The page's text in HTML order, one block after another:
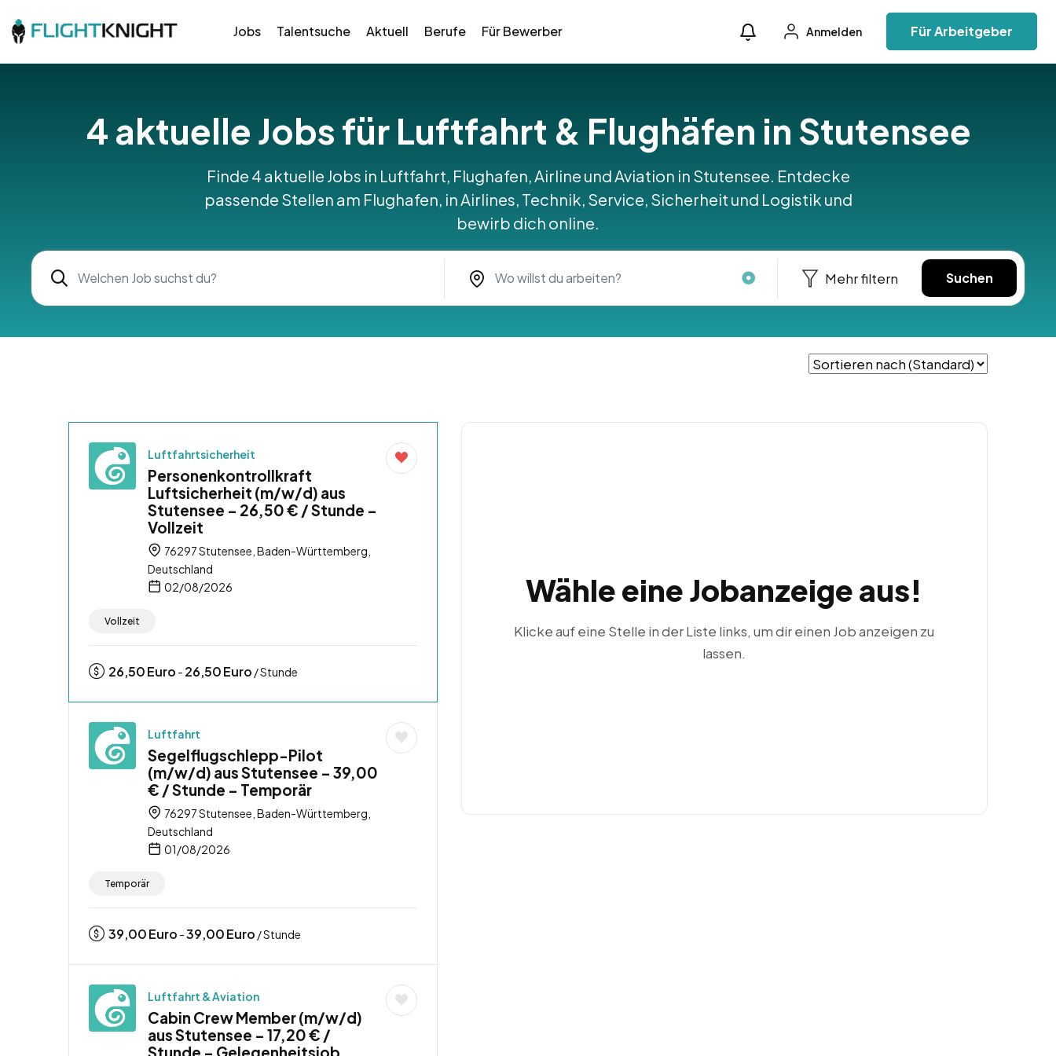
Jobs Talentsuche Aktuell Berufe Für Bewerber Anmelden Für Arbeitgeber
4 aktuelle Jobs für Luftfahrt & Flughäfen in Stutensee
Finde 4 aktuelle Jobs in Luftfahrt, Flughafen, Airline und Aviation in Stutensee. Entdecke
passende Stellen am Flughafen, in Airlines, Technik, Service, Sicherheit und Logistik und
bewirb dich online.
Mehr filtern Suchen
Luftfahrtsicherheit
Personenkontrollkraft
Luftsicherheit (m/w/d) aus
Stutensee – 26,50 € / Stunde –
Vollzeit
76297 Stutensee, Baden-Württemberg,
Deutschland
02/08/2026
Vollzeit
26,50Euro - 26,50Euro / Stunde
Luftfahrt
Segelflugschlepp-Pilot
(m/w/d) aus Stutensee – 39,00
€ / Stunde – Temporär
76297 Stutensee, Baden-Württemberg,
Deutschland
01/08/2026
Temporär
39,00Euro -39,00Euro / Stunde
Luftfahrt & Aviation
Cabin Crew Member (m/w/d)
aus Stutensee – 17,20 € /
Stunde – Gelegenheitsjob
Wähle eine Jobanzeige aus!
Klicke auf eine Stelle in der Liste links, um dir einen Job anzeigen zu
lassen.